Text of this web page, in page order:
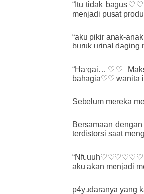
“Itu tidak
menjadi pusat
“aku pikir anak-
buruk urinal daging
“Hargai…♡♡
bahagia♡♡ wanita
Sebelum mereka
Bersamaan
terdistorsi saat
“Nfuuuh♡♡♡♡♡♡
aku akan menjadi
p4yudaranya yang